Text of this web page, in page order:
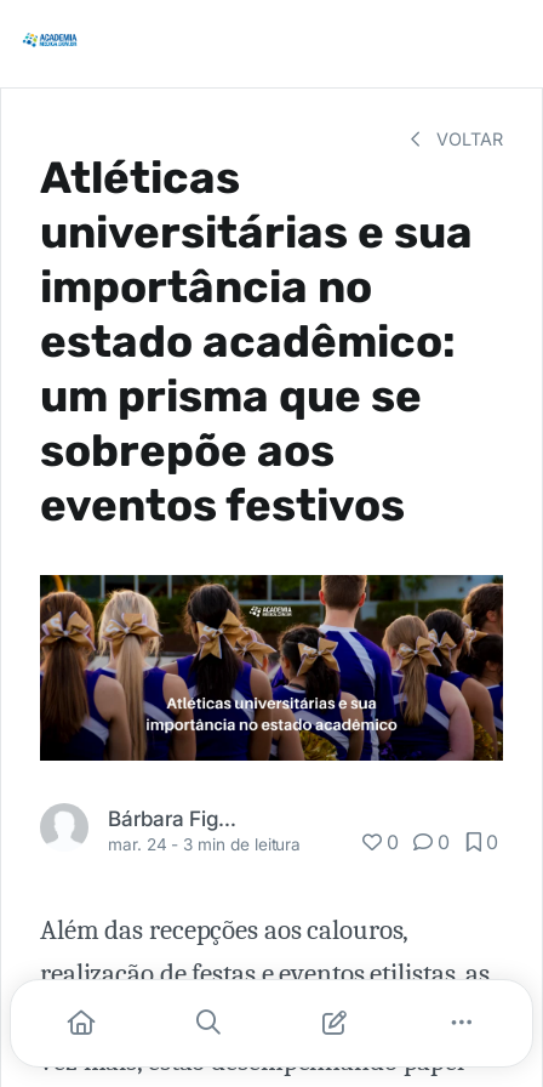
VOLTAR
Atléticas
universitárias e sua
importância no
estado acadêmico:
um prisma que se
sobrepõe aos
eventos festivos
Bárbara Figueiredo
mar. 24 - 3 min de leitura 0 0 0
Além das recepções aos calouros,
realização de festas e eventos etilistas, as
atléticas dos cursos de medicina, cada
vez mais, estão desempenhando papel